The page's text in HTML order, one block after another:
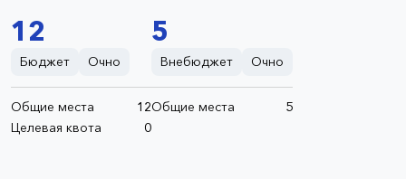
12
Бюджет Очно
Общие места
12
Целевая квота
0
5
Внебюджет Очно
Общие места 5